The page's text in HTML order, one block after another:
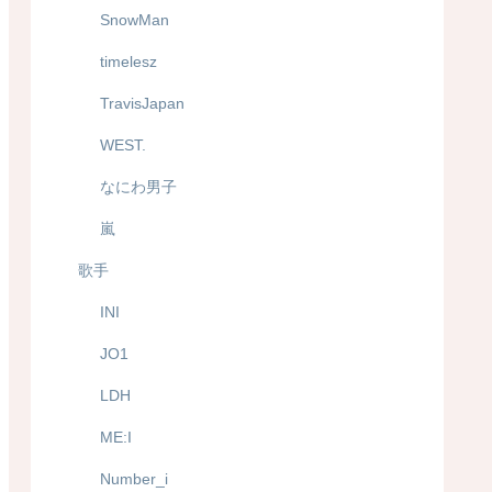
SnowMan
timelesz
TravisJapan
WEST.
なにわ男子
嵐
歌手
INI
JO1
LDH
ME:I
Number_i